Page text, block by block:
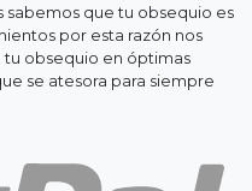
sabemos que tu obsequio es
por esta razón nos
tu obsequio en óptimas
se atesora para siempre